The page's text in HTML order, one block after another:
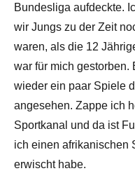
Bundesliga aufdeckte.
wir Jungs zu der Zeit
waren, als die 12
war für mich gestorben.
wieder ein paar Spiele
angesehen. Zappe ich
Sportkanal und da ist
ich einen afrikanischen
erwischt habe.